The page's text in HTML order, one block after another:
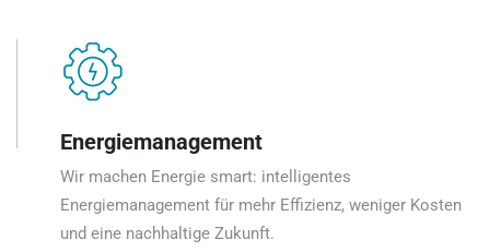
Energiemanagement
Wir machen Energie smart: intelligentes
Energiemanagement für mehr Effizienz, weniger Kosten
und eine nachhaltige Zukunft.